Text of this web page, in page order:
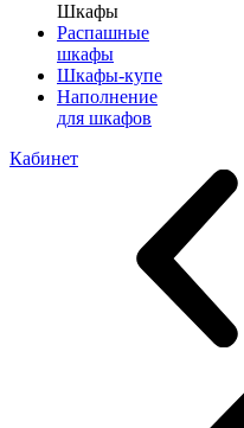
Шкафы
Распашные
шкафы
Шкафы-купе
Наполнение
для шкафов
Кабинет